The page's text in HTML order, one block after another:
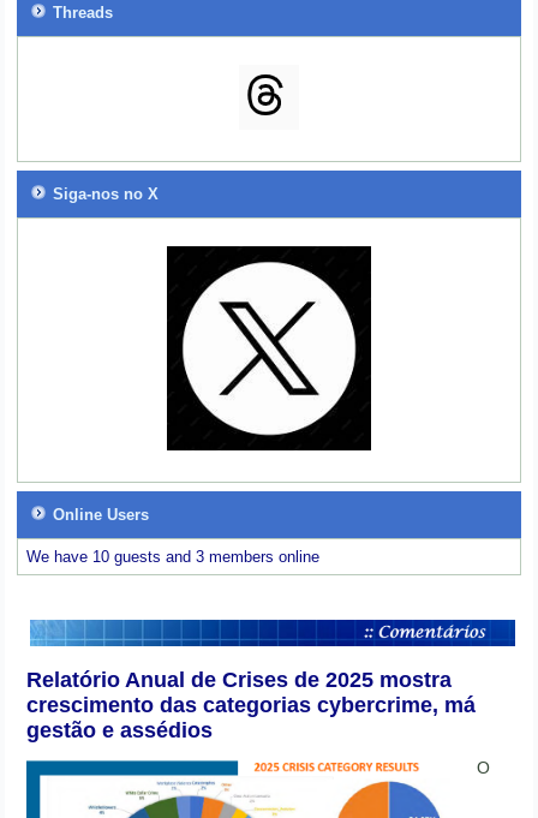
Threads
Siga-nos no X
Online Users
We have 10 guests and 3 members online
Relatório Anual de Crises de 2025 mostra
crescimento das categorias cybercrime, má
gestão e assédios
O